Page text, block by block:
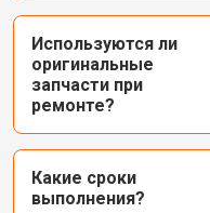
Используются ли
оригинальные
запчасти при
ремонте?
Какие сроки
выполнения?